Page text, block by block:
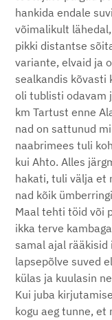
hankida endale
võimalikult
pikki distantse
variante, elvaid ja
sealkandis kõvasti
oli tublisti odavam
km Tartust enne
nad on sattunud
naabrimees tuli
kui Ahto. Alles
hakati, tuli välja et
nad kõik
Maal tehti töid või
ikka terve
samal ajal rääkisid
lapsepõlve suved
külas ja kuulasin
Kui juba
kogu aeg tunne,